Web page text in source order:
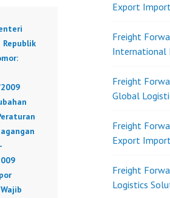
Republik
Export
Freight
International
Freight
Global
Freight
Export
Freight
Logistics